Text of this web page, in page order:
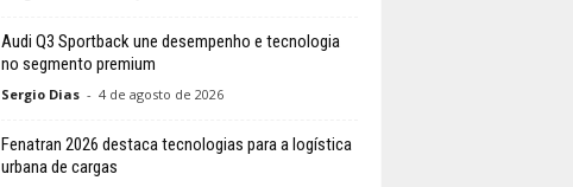
Audi Q3 Sportback une desempenho e tecnologia
no segmento premium
Sergio Dias - 4 de agosto de 2026
Fenatran 2026 destaca tecnologias para a logística
urbana de cargas